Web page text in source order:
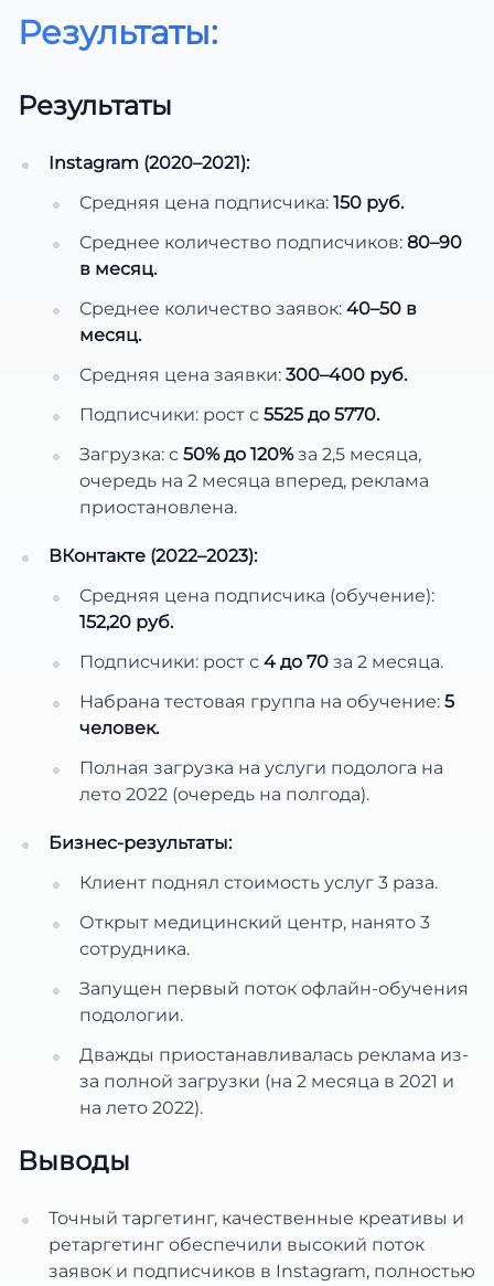
Результаты:
Результаты
Instagram (2020–2021):
Средняя цена подписчика: 150 руб.
Среднее количество подписчиков: 80–90
в месяц.
Среднее количество заявок: 40–50 в
месяц.
Средняя цена заявки: 300–400 руб.
Подписчики: рост с 5525 до 5770.
Загрузка: с 50% до 120%за 2,5 месяца,
очередь на 2 месяца вперед, реклама
приостановлена.
ВКонтакте (2022–2023):
Средняя цена подписчика (обучение):
152,20 руб.
Подписчики: рост с 4 до 70 за 2 месяца.
Набрана тестовая группа на обучение: 5
человек.
Полная загрузка на услуги подолога на
лето 2022 (очередь на полгода).
Бизнес-результаты:
Клиент поднял стоимость услуг 3 раза.
Открыт медицинский центр, нанято 3
сотрудника.
Запущен первый поток офлайн-обучения
подологии.
Дважды приостанавливалась реклама из-
за полной загрузки (на 2 месяца в 2021 и
на лето 2022).
Выводы
Точный таргетинг, качественные креативы и
ретаргетинг обеспечили высокий поток
заявок и подписчиков в Instagram, полностью